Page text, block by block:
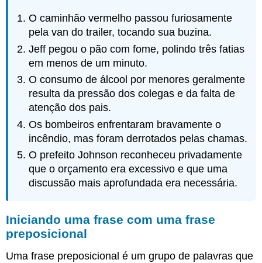
O caminhão vermelho passou furiosamente
pela van do trailer, tocando sua buzina.
Jeff pegou o pão com fome, polindo três fatias
em menos de um minuto.
O consumo de álcool por menores geralmente
resulta da pressão dos colegas e da falta de
atenção dos pais.
Os bombeiros enfrentaram bravamente o
incêndio, mas foram derrotados pelas chamas.
O prefeito Johnson reconheceu privadamente
que o orçamento era excessivo e que uma
discussão mais aprofundada era necessária.
Iniciando uma frase com uma frase
preposicional
Uma frase preposicional é um grupo de palavras que